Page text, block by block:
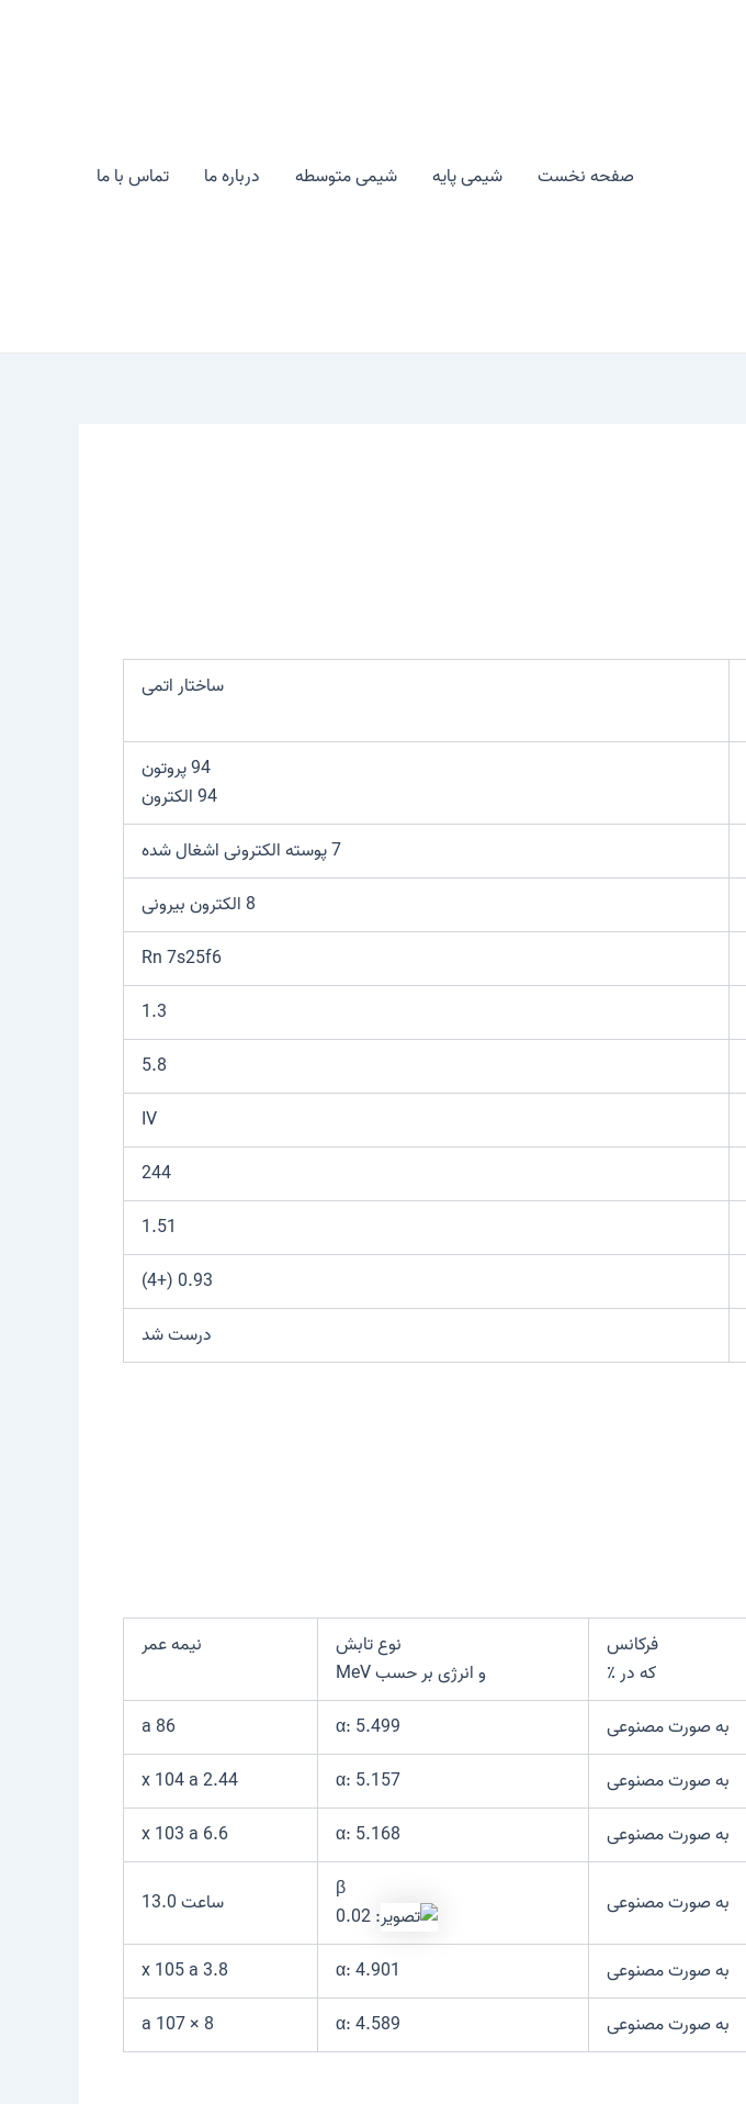
صفحه نخست شیمی پایه شیمی متوسطه درباره ما تماس با ما
ساختار اتمی
94 پروتون
94 الکترون
7 پوسته الکترونی اشغال شده
8 الکترون بیرونی
Rn 7s25f6
1.3
5.8
IV
244
1.51
0.93 (+4)
درست شد
فرکانس
که در ٪
نوع تابش
و انرژی بر حسب MeV
نیمه عمر
به صورت مصنوعی α: 5.499
86 a
به صورت مصنوعی α: 5.157
2.44 x 104 a
به صورت مصنوعی α: 5.168
6.6 x 103 a
به صورت مصنوعی
β
: 0.02
ساعت 13.0
به صورت مصنوعی α: 4.901
3.8 x 105 a
به صورت مصنوعی α: 4.589
8 × 107 a